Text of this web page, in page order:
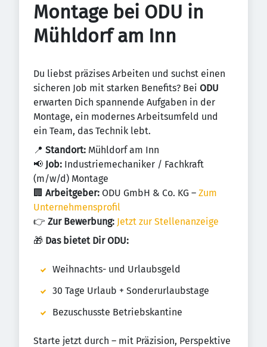
Montage bei ODU in
Mühldorf am Inn
Du liebst präzises Arbeiten und suchst einen
sicheren Job mit starken Benefits? Bei ODU
erwarten Dich spannende Aufgaben in der
Montage, ein modernes Arbeitsumfeld und
ein Team, das Technik lebt.
📍 Standort: Mühldorf am Inn
📢 Job: Industriemechaniker / Fachkraft
(m/w/d) Montage
🏢 Arbeitgeber: ODU GmbH & Co. KG – Zum
Unternehmensprofil
👉 Zur Bewerbung: Jetzt zur Stellenanzeige
🎁 Das bietet Dir ODU:
Weihnachts- und Urlaubsgeld
30 Tage Urlaub + Sonderurlaubstage
Bezuschusste Betriebskantine
Starte jetzt durch – mit Präzision, Perspektive